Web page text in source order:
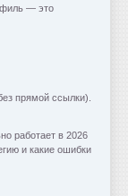
— это
прямой ссылки).
работает в 2026
и какие ошибки